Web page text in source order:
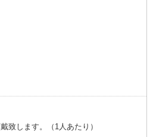
致します。（1人あたり）